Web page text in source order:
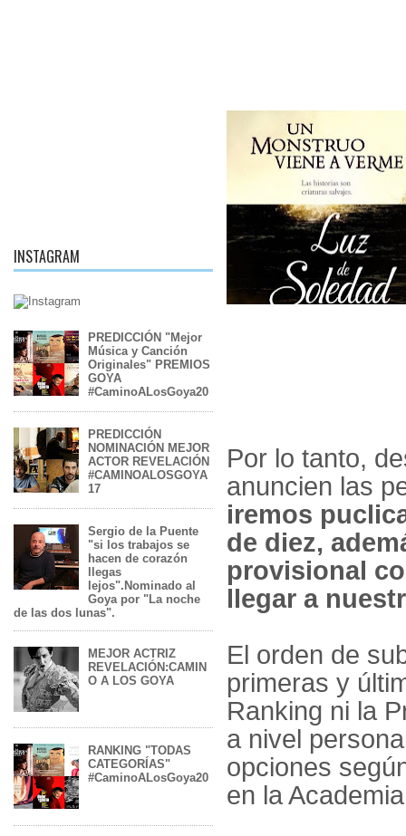
INSTAGRAM
PREDICCIÓN "Mejor
Música y Canción
Originales" PREMIOS
GOYA
#CaminoALosGoya20
PREDICCIÓN
NOMINACIÓN MEJOR
ACTOR REVELACIÓN
#CAMINOALOSGOYA
17
Sergio de la Puente
"si los trabajos se
hacen de corazón
llegas
lejos".Nominado al
Goya por "La noche
de las dos lunas".
MEJOR ACTRIZ
REVELACIÓN:CAMIN
O A LOS GOYA
RANKING "TODAS
CATEGORÍAS"
#CaminoALosGoya20
Por lo tanto,
anuncien las
iremos
de diez,
provisional
llegar a
El orden de
primeras y
Ranking ni la
a nivel
opciones
en la